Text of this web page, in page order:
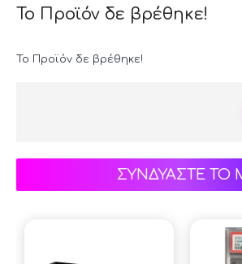
Το Προϊόν δε βρέθηκε!
Το Προϊόν δε βρέθηκε!
ΣΥΝΔΥΑΣΤΕ ΤΟ